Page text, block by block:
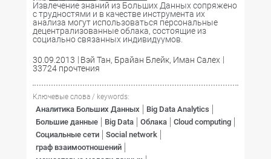
Извлечение знаний из Больших Данных сопряжено
с трудностями и в качестве инструмента их
анализа могут использоваться персональные
децентрализованные облака, состоящие из
социально связанных индивидуумов.
30.09.2013
Вэй Тан, Брайан Блейк, Иман Салех
33724 прочтения
Ключевые слова / keywords:
Аналитика Больших Данных
Big Data Analytics
Большие данные
Big Data Облака
Cloud computing
Социальные сети
Social network
граф взаимоотношений